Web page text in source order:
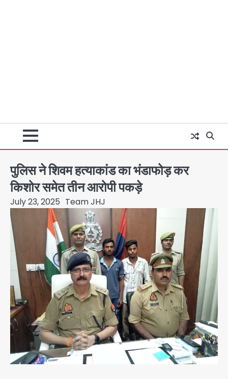
पुलिस ने शिवम हत्याकांड का भंडाफोड़ कर
किशोर समेत तीन आरोपी पकड़े
July 23, 2025 Team JHJ